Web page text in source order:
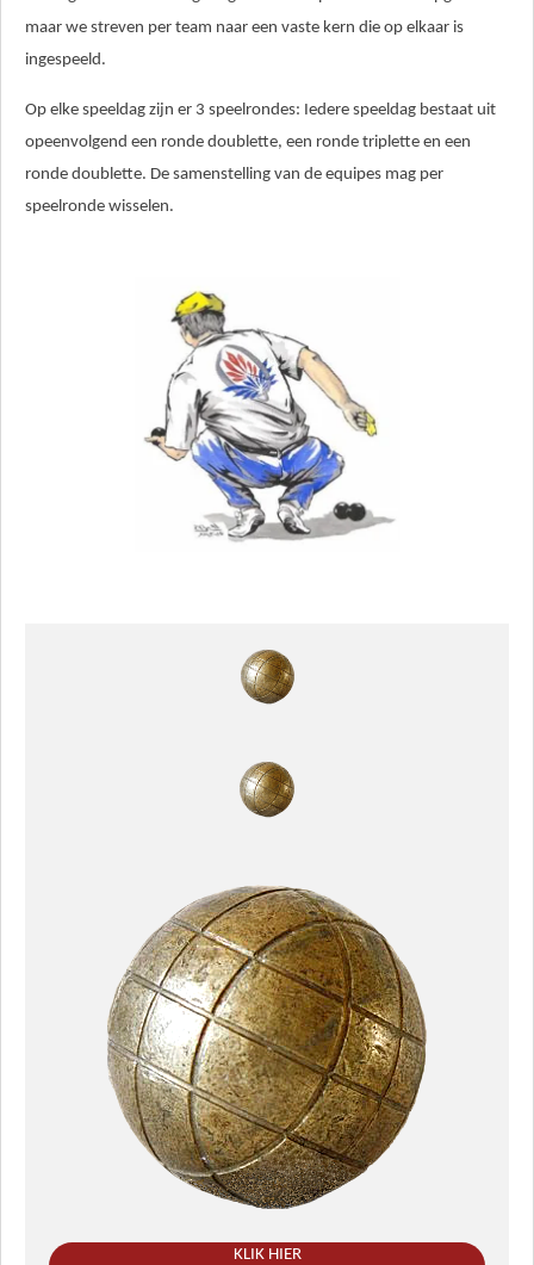
maar we streven per team naar een vaste kern die op elkaar is
ingespeeld.
Op elke speeldag zijn er 3 speelrondes: Iedere speeldag bestaat uit
opeenvolgend een ronde doublette, een ronde triplette en een
ronde doublette. De samenstelling van de equipes mag per
speelronde wisselen.
KLIK HIER